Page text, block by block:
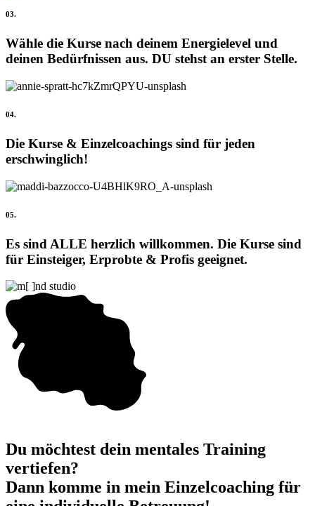
03.
Wähle die Kurse nach deinem Energielevel und
deinen Bedürfnissen aus. DU stehst an erster Stelle.
04.
Die Kurse & Einzelcoachings sind für jeden
erschwinglich!
05.
Es sind ALLE herzlich willkommen. Die Kurse sind
für Einsteiger, Erprobte & Profis geeignet.
Du möchtest dein mentales Training
vertiefen?
Dann komme in mein Einzelcoaching für